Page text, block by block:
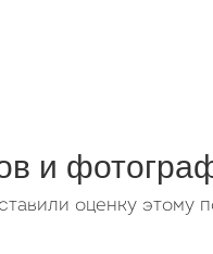
и
оценку этому